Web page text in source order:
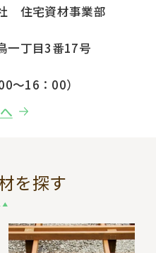
住宅資材事業部
一丁目3番17号
～16：00）
を探す